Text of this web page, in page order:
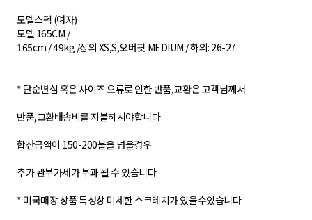
모델스펙 (여자)
모델 165CM /
165cm / 49kg /상의 XS,S,오버핏 MEDIUM / 하의: 26-27
* 단순변심 혹은 사이즈 오류로 인한 반품,교환은 고객님께서
반품,교환배송비를 지불하셔야합니다
합산금액이 150-200불을 넘을경우
추가 관부가세가 부과 될 수 있습니다
* 미국매장 상품 특성상 미세한 스크레치가 있을수있습니다